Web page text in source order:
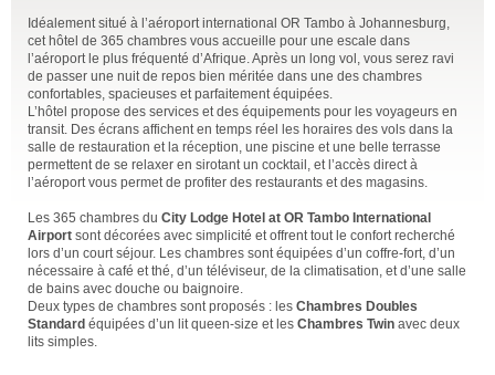
Idéalement situé à l’aéroport international OR Tambo à Johannesburg,
cet hôtel de 365 chambres vous accueille pour une escale dans
l’aéroport le plus fréquenté d’Afrique. Après un long vol, vous serez ravi
de passer une nuit de repos bien méritée dans une des chambres
confortables, spacieuses et parfaitement équipées.
L’hôtel propose des services et des équipements pour les voyageurs en
transit. Des écrans affichent en temps réel les horaires des vols dans la
salle de restauration et la réception, une piscine et une belle terrasse
permettent de se relaxer en sirotant un cocktail, et l’accès direct à
l’aéroport vous permet de profiter des restaurants et des magasins.
Les 365 chambres du City Lodge Hotel at OR Tambo International
Airport sont décorées avec simplicité et offrent tout le confort recherché
lors d’un court séjour. Les chambres sont équipées d’un coffre-fort, d’un
nécessaire à café et thé, d’un téléviseur, de la climatisation, et d’une salle
de bains avec douche ou baignoire.
Deux types de chambres sont proposés : les Chambres Doubles
Standard équipées d’un lit queen-size et les Chambres Twin avec deux
lits simples.